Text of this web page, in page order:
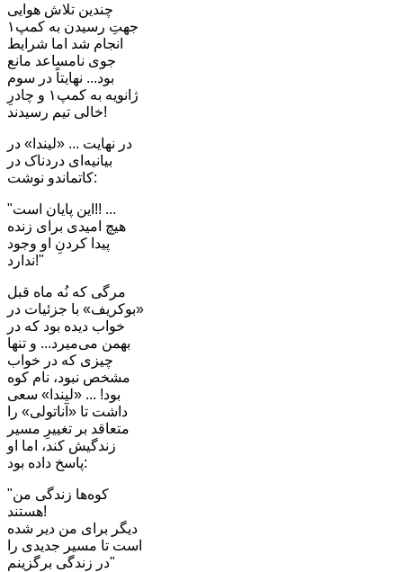
چندین تلاش هوایی
جهتِ رسیدن به کمپ۱
انجام شد اما شرایط
جوی نامساعد مانع
بود... نهایتاً در سوم
ژانویه به کمپ۱ و چادرِ
خالی تیم رسیدند!
در نهایت ... «لیندا» در
بیانیه‌ای دردناک در
کاتماندو نوشت:
"این پایان است!! ...
هیچ امیدی برای زنده
پیدا کردنِ او وجود
ندارد!"
مرگی که نُه ماه قبل
«بوکریف» با جزئیات در
خواب دیده بود که در
بهمن می‌میرد... و تنها
چیزی که در خواب
مشخص نبود، نام کوه
بود! ... «لیندا» سعی
داشت تا «آناتولی» را
متعاقد بر تغییرِ مسیر
زندگیش کند، اما او
پاسخ داده بود:
"کوه‌ها زندگی من
هستند!
دیگر برای من دیر شده
است تا مسیر جدیدی را
در زندگی برگزینم"